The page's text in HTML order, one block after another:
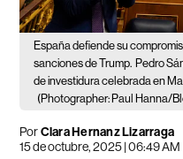
España defiende su
sanciones de Trump. Pedro
de investidura celebrada en
(Photographer: Paul Hanna/
PorClara Hernanz Lizarraga
15 de octubre, 2025 | 06:49 AM